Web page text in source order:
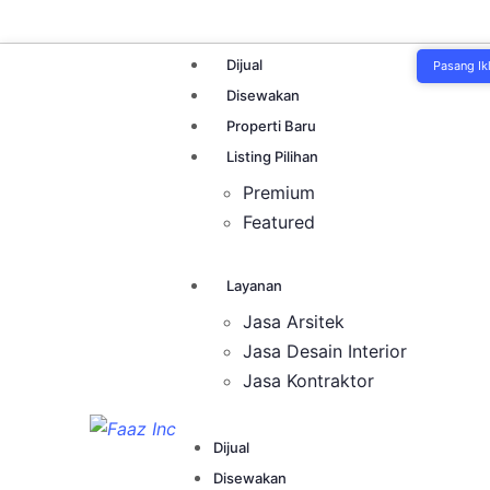
Dijual
Disewakan
Properti Baru
Listing Pilihan
Premium
Featured
Layanan
Jasa Arsitek
Jasa Desain Interior
Jasa Kontraktor
Dijual
Disewakan
Pasang